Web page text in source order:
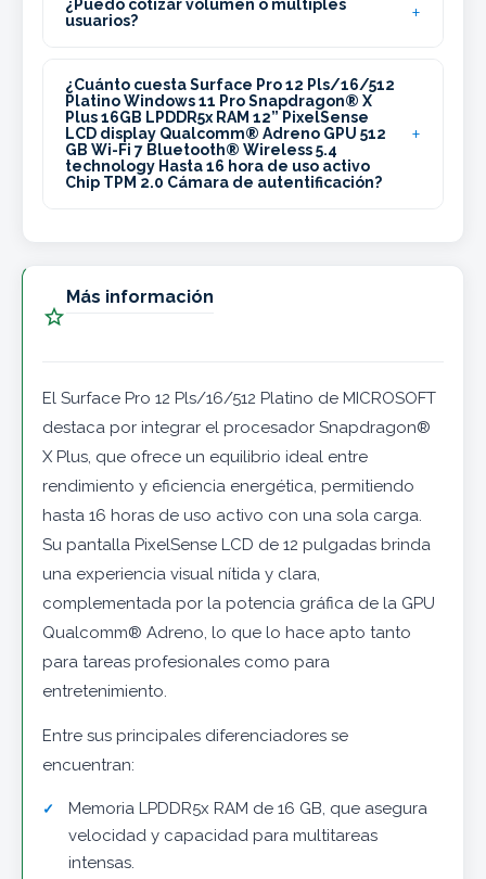
¿Puedo cotizar volumen o múltiples
usuarios?
¿Cuánto cuesta Surface Pro 12 Pls/16/512
Platino Windows 11 Pro Snapdragon® X
Plus 16GB LPDDR5x RAM 12” PixelSense
LCD display Qualcomm® Adreno GPU 512
GB Wi-Fi 7 Bluetooth® Wireless 5.4
technology Hasta 16 hora de uso activo
Chip TPM 2.0 Cámara de autentificación?

Más información
El Surface Pro 12 Pls/16/512 Platino de MICROSOFT
destaca por integrar el procesador Snapdragon®
X Plus, que ofrece un equilibrio ideal entre
rendimiento y eficiencia energética, permitiendo
hasta 16 horas de uso activo con una sola carga.
Su pantalla PixelSense LCD de 12 pulgadas brinda
una experiencia visual nítida y clara,
complementada por la potencia gráfica de la GPU
Qualcomm® Adreno, lo que lo hace apto tanto
para tareas profesionales como para
entretenimiento.
Entre sus principales diferenciadores se
encuentran:
Memoria LPDDR5x RAM de 16 GB, que asegura
velocidad y capacidad para multitareas
intensas.